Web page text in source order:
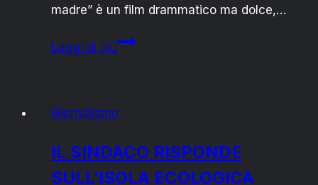
madre” è un film drammatico ma dolce,…
Leggi di piùMoretti
l’Italia
snobba
Giornalismo
IL SINDACO RISPONDE
SULL’ISOLA ECOLOGICA